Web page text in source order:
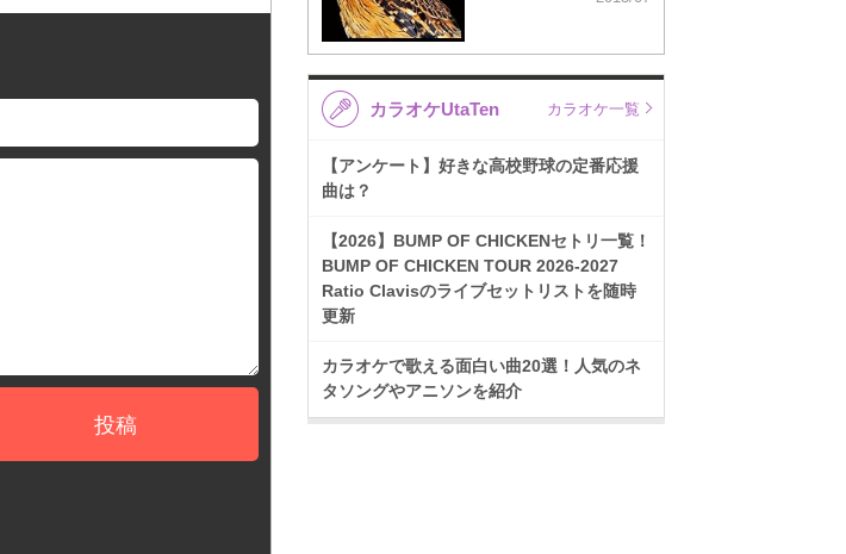
投稿
カラオケUtaTen カラオケ一覧
【アンケート】好きな高校野球の定番応援
曲は？
【2026】BUMP OF CHICKENセトリ一覧！
BUMP OF CHICKEN TOUR 2026-2027
Ratio Clavisのライブセットリストを随時
更新
カラオケで歌える面白い曲20選！人気のネ
タソングやアニソンを紹介